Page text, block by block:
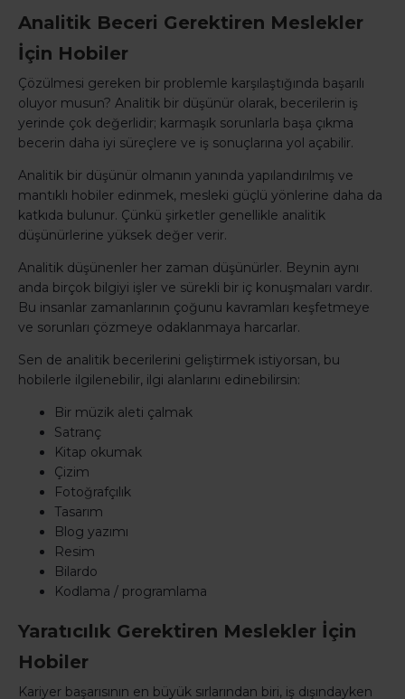
Analitik Beceri Gerektiren Meslekler
İçin Hobiler
Çözülmesi gereken bir problemle karşılaştığında başarılı
oluyor musun? Analitik bir düşünür olarak, becerilerin iş
yerinde çok değerlidir; karmaşık sorunlarla başa çıkma
becerin daha iyi süreçlere ve iş sonuçlarına yol açabilir.
Analitik bir düşünür olmanın yanında yapılandırılmış ve
mantıklı hobiler edinmek, mesleki güçlü yönlerine daha da
katkıda bulunur. Çünkü şirketler genellikle analitik
düşünürlerine yüksek değer verir.
Analitik düşünenler her zaman düşünürler. Beynin aynı
anda birçok bilgiyi işler ve sürekli bir iç konuşmaları vardır.
Bu insanlar zamanlarının çoğunu kavramları keşfetmeye
ve sorunları çözmeye odaklanmaya harcarlar.
Sen de analitik becerilerini geliştirmek istiyorsan, bu
hobilerle ilgilenebilir, ilgi alanlarını edinebilirsin:
Bir müzik aleti çalmak
Satranç
Kitap okumak
Çizim
Fotoğrafçılık
Tasarım
Blog yazımı
Resim
Bilardo
Kodlama / programlama
Yaratıcılık Gerektiren Meslekler İçin
Hobiler
Kariyer başarısının en büyük sırlarından biri, iş dışındayken